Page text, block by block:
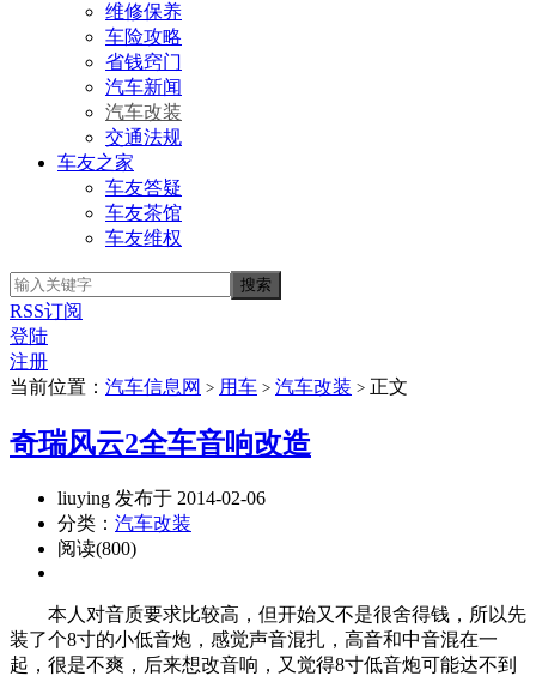
维修保养
车险攻略
省钱窍门
汽车新闻
汽车改装
交通法规
车友之家
车友答疑
车友茶馆
车友维权
RSS订阅
登陆
注册
当前位置： 汽车信息网 > 用车 > 汽车改装 > 正文
奇瑞风云2全车音响改造
liuying 发布于 2014-02-06
分类： 汽车改装
阅读(800)
本人对音质要求比较高，但开始又不是很舍得钱，所以先
装了个8寸的小低音炮，感觉声音混扎，高音和中音混在一
起，很是不爽，后来想改音响，又觉得8寸低音炮可能达不到